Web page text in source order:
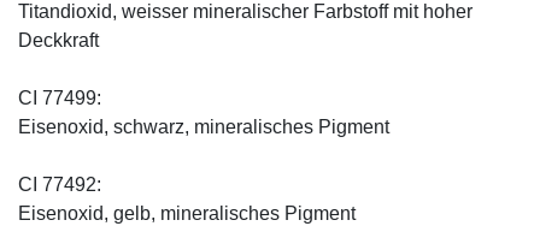
Titandioxid, weisser mineralischer Farbstoff mit hoher
Deckkraft
CI 77499:
Eisenoxid, schwarz, mineralisches Pigment
CI 77492:
Eisenoxid, gelb, mineralisches Pigment